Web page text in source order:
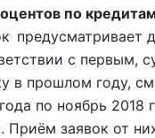
по
предусматривает
с первым,
в прошлом году,
по ноябрь
Приём заявок от